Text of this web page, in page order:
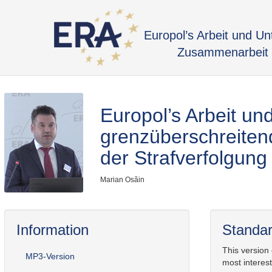
Europol’s Arbeit und
Europol’s Arbeit
der
Marian Osăin
Information
MP3-Version
This version
most